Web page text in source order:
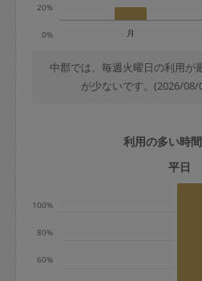
＋交通費全額
依頼者不在による当日
金額の100%＋交通費全
定期契約をキャンセル
期は月2回まで隔週定
ンセル料は発生しませ
0%
20%
月
中郡では、毎週火曜日の利用が
が少ないです。(2026/08/
利用の多い時
平日
60%
80%
100%